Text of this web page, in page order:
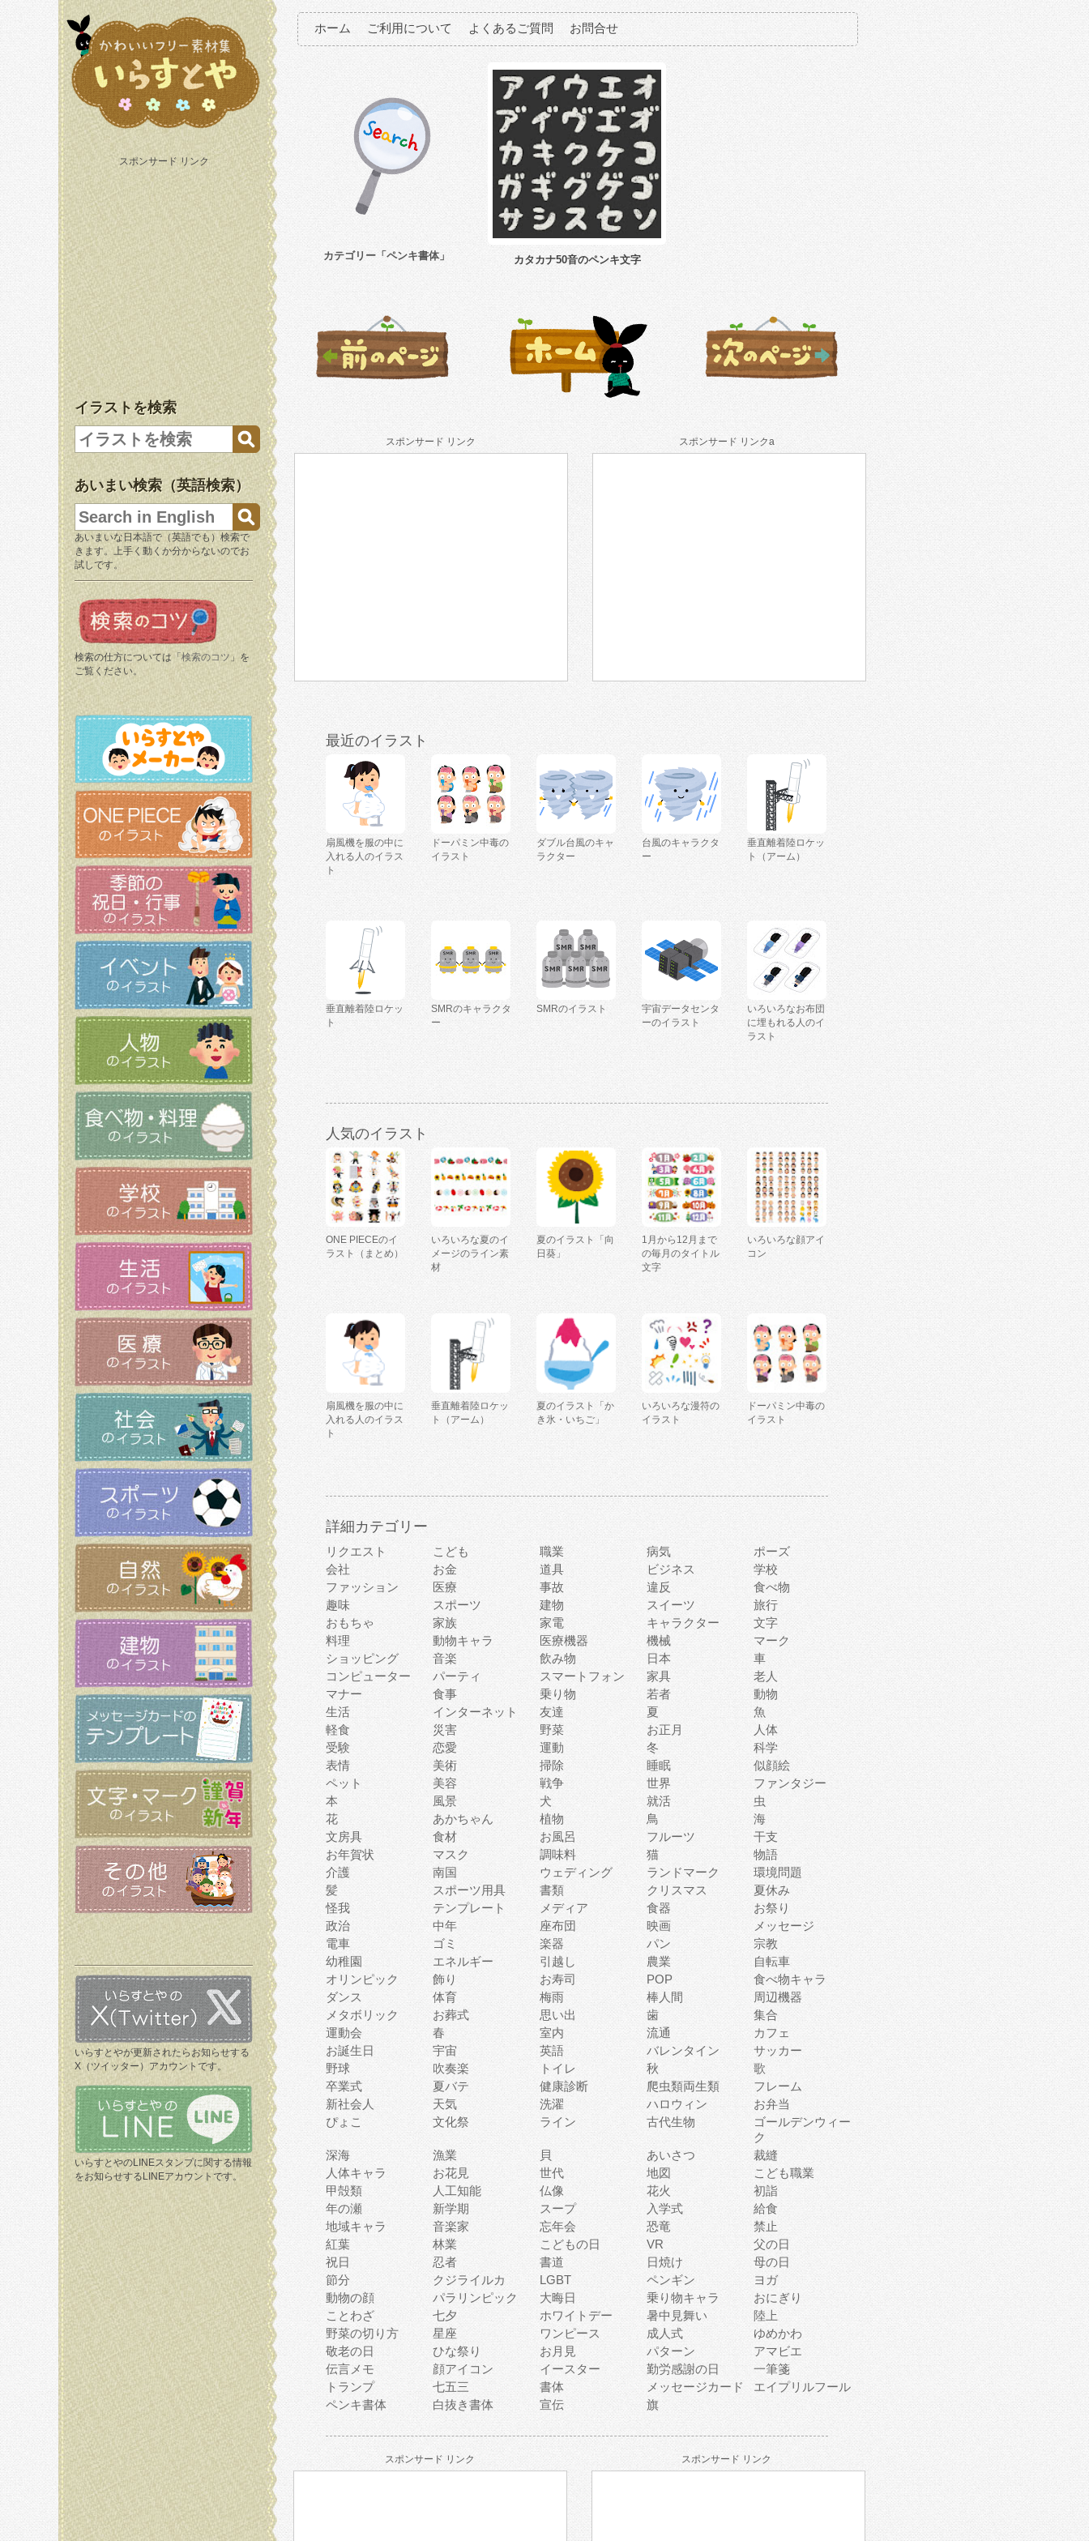
スポンサード リンク
イラストを検索
あいまい検索（英語検索）
あいまいな日本語で（英語でも）検索で
きます。上手く動くか分からないのでお
試しです。
検索の仕方については「 検索のコツ 」を
ご覧ください。
いらすとやが更新されたらお知らせする
X（ツイッター）アカウントです。
いらすとやのLINEスタンプに関する情報
をお知らせするLINEアカウントです。
ホーム ご利用について よくあるご質問 お問合せ
カテゴリー「ペンキ書体」 カタカナ50音のペンキ文字
スポンサード リンク スポンサード リンクa
最近のイラスト
扇風機を服の中に
入れる人のイラス
ト
ドーパミン中毒の
イラスト
ダブル台風のキャ
ラクター
台風のキャラクタ
ー
垂直離着陸ロケッ
ト（アーム）
垂直離着陸ロケッ
ト
SMRのキャラクタ
ー
SMRのイラスト
宇宙データセンタ
ーのイラスト
いろいろなお布団
に埋もれる人のイ
ラスト
人気のイラスト
ONE PIECEのイ
ラスト（まとめ）
いろいろな夏のイ
メージのライン素
材
夏のイラスト「向
日葵」
1月から12月まで
の毎月のタイトル
文字
いろいろな顔アイ
コン
扇風機を服の中に
入れる人のイラス
ト
垂直離着陸ロケッ
ト（アーム）
夏のイラスト「か
き氷・いちご」
いろいろな漫符の
イラスト
ドーパミン中毒の
イラスト
詳細カテゴリー
リクエスト こども 職業 病気
ポーズ
会社
お金 道具 ビジネス
学校
ファッション
医療 事故 違反
食べ物
趣味
スポーツ 建物 スイーツ
旅行
おもちゃ
家族 家電 キャラクター
文字
料理
動物キャラ 医療機器 機械
マーク
ショッピング
音楽 飲み物 日本
車
コンピューター
パーティ スマートフォン 家具
老人
マナー
食事 乗り物 若者
動物
生活
インターネット 友達 夏
魚
軽食
災害 野菜 お正月
人体
受験
恋愛 運動 冬
科学
表情
美術 掃除 睡眠
似顔絵
ペット
美容 戦争 世界
ファンタジー
本
風景 犬 就活
虫
花
あかちゃん 植物 鳥
海
文房具
食材 お風呂 フルーツ
干支
お年賀状
マスク 調味料 猫
物語
介護
南国 ウェディング ランドマーク
環境問題
髪
スポーツ用具 書類 クリスマス
夏休み
怪我
テンプレート メディア 食器
お祭り
政治
中年 座布団 映画
メッセージ
電車
ゴミ 楽器 パン
宗教
幼稚園
エネルギー 引越し 農業
自転車
オリンピック
飾り お寿司 POP
食べ物キャラ
ダンス
体育 梅雨 棒人間
周辺機器
メタボリック
お葬式 思い出 歯
集合
運動会
春 室内 流通
カフェ
お誕生日
宇宙 英語 バレンタイン
サッカー
野球
吹奏楽 トイレ 秋
歌
卒業式
夏バテ 健康診断 爬虫類両生類
フレーム
新社会人
天気 洗濯 ハロウィン
お弁当
ぴょこ
文化祭 ライン 古代生物
ゴールデンウィー
ク
深海
漁業 貝 あいさつ
裁縫
人体キャラ
お花見 世代 地図
こども職業
甲殻類
人工知能 仏像 花火
初詣
年の瀬
新学期 スープ 入学式
給食
地域キャラ
音楽家 忘年会 恐竜
禁止
紅葉
林業 こどもの日 VR
父の日
祝日
忍者 書道 日焼け
母の日
節分
クジライルカ LGBT ペンギン
ヨガ
動物の顔
パラリンピック 大晦日 乗り物キャラ
おにぎり
ことわざ
七夕 ホワイトデー 暑中見舞い
陸上
野菜の切り方
星座 ワンピース 成人式
ゆめかわ
敬老の日
ひな祭り お月見 パターン
アマビエ
伝言メモ
顔アイコン イースター 勤労感謝の日
一筆箋
トランプ
七五三 書体 メッセージカード
エイプリルフール
ペンキ書体
白抜き書体 宣伝 旗
スポンサード リンク スポンサード リンク